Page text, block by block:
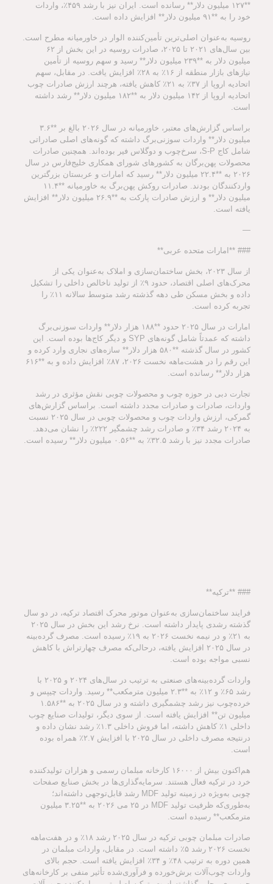
**۱۲۷ میلیون دلار** رسانده است. ایران نیز با رشد ۴۵۹٪، واردات
خود را به **۹۱ میلیون دلار** افزایش داده است.
روسیه به‌عنوان اصلی‌ترین تأمین‌کننده الوار در خاورمیانه مطرح است.
بین سال‌های ۲۰۲۱ تا ۲۰۲۵، صادرات روسیه در این بخش از ۶۲
میلیون دلار به **۲۳۹ میلیون دلار** رسید و سهم روسیه از تأمین
نیازهای بازار منطقه از ۱۶٪ به ۲۸٪ افزایش یافت. در مقابل، سهم
اتحادیه اروپا از ۳۷٪ به ۲۱٪ کاهش یافته، هرچند ارزش صادرات چوب
اتحادیه اروپا از ۱۴۲ میلیون دلار به **۱۸۲ میلیون دلار** رشد داشته
است.
براساس گزارش‌های معتبر، خاورمیانه در سال ۲۰۲۶ بالغ بر **۳.۶
میلیون دلار** واردات سوزنی‌برگ داشته که گونه‌های اصلی صادراتی
شامل کاج S-P، سرخ‌چوب و دوگلاس فیر بوده‌اند. همچنین صادرات
محصولات پهن‌برگان به کشورهای شورای همکاری خلیج‌فارس در سال
۲۰۲۶ به **۲۲.۴ میلیون دلار** رسید که امارات و عربستان بزرگترین
واردکنندگان بودند. صادرات روکش پهن‌برگ به خاورمیانه **۱۱.۴
میلیون دلار** و ارزش صادرات پارکت به **۲۶.۹ میلیون دلار** افزایش
یافته است.
—
### **امارات متحده عربی**
از سال ۲۰۲۳، بخش ساختمان‌سازی و املاک به‌عنوان یکی از
محرک‌های اصلی اقتصاد، حدود ۹٪ از تولید ناخالص داخلی را تشکیل
داده و بخش مسکن طی دهه گذشته رشد متوسط سالانه ۱۱٪ را
تجربه کرده است.
امارات در سال ۲۰۲۵ حدود **۱۸۸ هزار دلار** واردات سوزنی‌برگ
داشته که عمدتاً شامل گونه‌های SYP و دیگر کاج‌ها بوده است. این
کشور در سال گذشته **۵۸۰ هزار دلار** سازه‌های نجاری وارد کرده و
این رقم را در هشت‌ماهه نخست ۲۰۲۶، ۸۷٪ افزایش داده و به **۶۱۶
هزار دلار** رسانده است.
تجارت دبی در حوزه چوب و محصولات چوبی نقش مؤثری در رشد
واردات، صادرات و صادرات مجدد داشته است. براساس گزارش‌های
گمرکی، ارزش واردات چوب و محصولات چوبی در سال ۲۰۲۵ نسبت
به ۲۰۲۴ رشد ۳۴٪ و صادرات رشد چشمگیر ۲۲۲٪ را نشان می‌دهد.
صادرات مجدد نیز با رشد ۳۲.۵٪ به **۰.۵۶ میلیون دلار** رسیده است.
### **ترکیه**
فرایند ساختمان‌سازی به‌عنوان موتور محرک اقتصاد ترکیه، در دو سال
گذشته رشدی پایدار داشته است. نرخ رشد این بخش در سال ۲۰۲۵
به ۲۱٪ و در نیمه نخست ۲۰۲۶ به ۱۹٪ رسیده است. مصرف گرده‌بینه
در سال ۲۰۲۵ افزایش یافته، درحالی‌که مصرف چهارتراش با کاهش
نسبی مواجه بوده است.
واردات گرده‌بینه‌های صنعتی به ترتیب در سال‌های ۲۰۲۴ و ۲۰۲۵ با
رشد ۶۵٪ و ۱۲٪ به **۲.۳ میلیون مترمکعب** رسید. واردات چیپس و
خرده‌چوب نیز رشد چشمگیری داشته و در سال ۲۰۲۵ به **۱.۵۸۶
میلیون تن** افزایش یافته است. از سوی دیگر، تولیدات صنایع چوب
داخلی ۱٪ کاهش داشته، اما فروش داخلی ۱.۳٪ رشد نشان داده و
درنتیجه مصرف داخلی در سال ۲۰۲۵ با افزایش ۲.۷٪ همراه بوده
است.
هم‌اکنون بیش از ۱۶۰۰۰ کارخانه مبلمان رسمی و هزاران تولیدکننده
خرد در ترکیه فعال هستند. سرمایه‌گذاری‌ها در بخش صنایع صفحات
چوبی به‌ویژه در زمینه تولید MDF رشد قابل‌توجهی داشته‌اند؛
به‌طوری‌که ظرفیت تولید MDF در ۲۵ می ۲۰۲۶ به **۳.۲۵ میلیون
مترمکعب** رسیده است.
صادرات مبلمان چوبی ترکیه در سال ۲۰۲۵ رشد ۱۸٪ و در هفت‌ماهه
نخست ۲۰۲۶ رشد ۵٪ داشته است. در مقابل، واردات مبلمان در
همین دوره به ترتیب ۴۸٪ و ۳۴٪ افزایش یافته است. حجم بالای
واردات چوب‌آلات برش‌خورده و فرآوری‌شده تأثیر منفی بر کارخانه‌های